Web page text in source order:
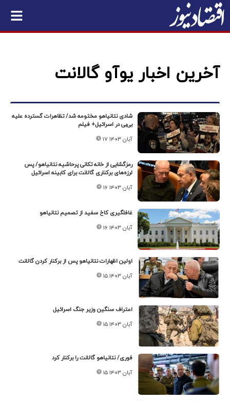
آخرین اخبار یوآو گالانت
شادی نتانیاهو مختومه شد/ تظاهرات گسترده علیه
بی‌بی در اسرائیل+ فیلم
۱۷ آبان ۱۴۰۳
رمزگشایی از خانه تکانی پرحاشیه نتانیاهو/ پس
لرزه‌های برکناری گالانت برای کابینه اسرائیل
۱۶ آبان ۱۴۰۳
غافلگیری کاخ سفید از تصمیم نتانیاهو
۱۶ آبان ۱۴۰۳
اولین اظهارات نتانیاهو پس از برکنار کردن گالانت
۱۵ آبان ۱۴۰۳
اعتراف سنگین وزیر جنگ اسرائیل
۱۵ آبان ۱۴۰۳
فوری/ نتانیاهو گالانت را برکنار کرد
۱۵ آبان ۱۴۰۳